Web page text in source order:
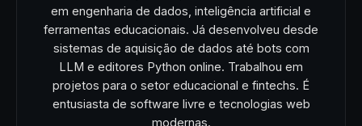
em engenharia de dados, inteligência artificial e
ferramentas educacionais. Já desenvolveu desde
sistemas de aquisição de dados até bots com
LLM e editores Python online. Trabalhou em
projetos para o setor educacional e fintechs. É
entusiasta de software livre e tecnologias web
modernas.